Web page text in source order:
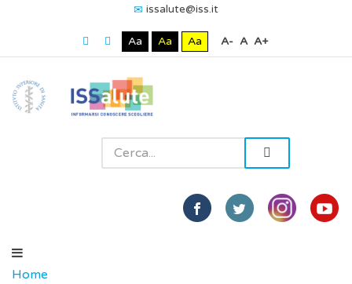
issalute@iss.it
Aa Aa Aa A- A A+
Home